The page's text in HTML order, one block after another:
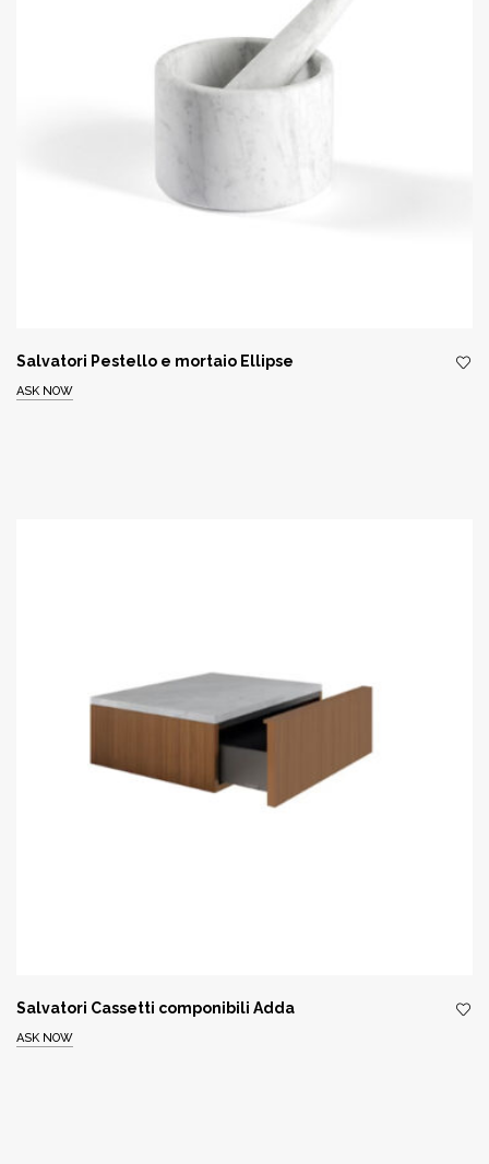
Salvatori Pestello e mortaio Ellipse
ASK NOW
Salvatori Cassetti componibili Adda
ASK NOW